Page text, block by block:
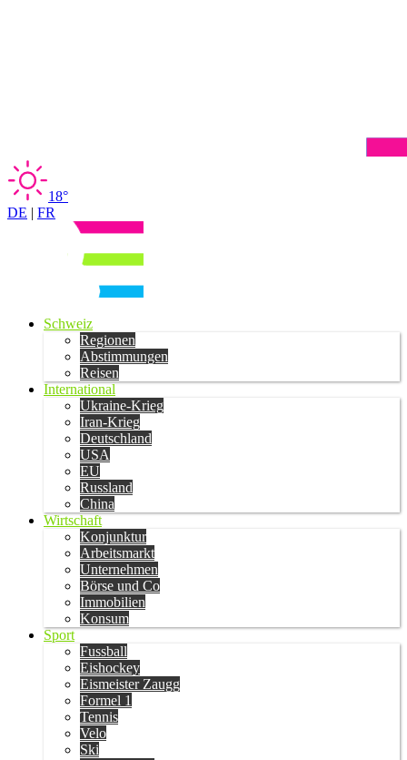
18°
DE | FR
Schweiz
Regionen
Abstimmungen
Reisen
International
Ukraine-Krieg
Iran-Krieg
Deutschland
USA
EU
Russland
China
Wirtschaft
Konjunktur
Arbeitsmarkt
Unternehmen
Börse und Co
Immobilien
Konsum
Sport
Fussball
Eishockey
Eismeister Zaugg
Formel 1
Tennis
Velo
Ski